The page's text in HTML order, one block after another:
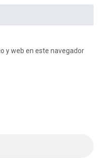
y web en este navegador